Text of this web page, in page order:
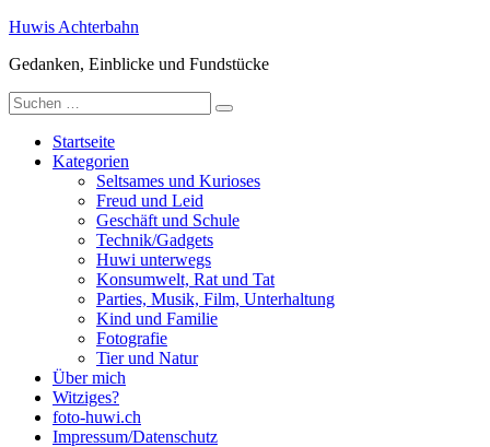
Zum
springen
Huwis Achterbahn
Gedanken, Einblicke und Fundstücke
Suche
nach:
Startseite
Kategorien
Seltsames und Kurioses
Freud und Leid
Geschäft und Schule
Technik/Gadgets
Huwi unterwegs
Konsumwelt, Rat und Tat
Parties, Musik, Film, Unterhaltung
Kind und Familie
Fotografie
Tier und Natur
Über mich
Witziges?
foto-huwi.ch
Impressum/Datenschutz